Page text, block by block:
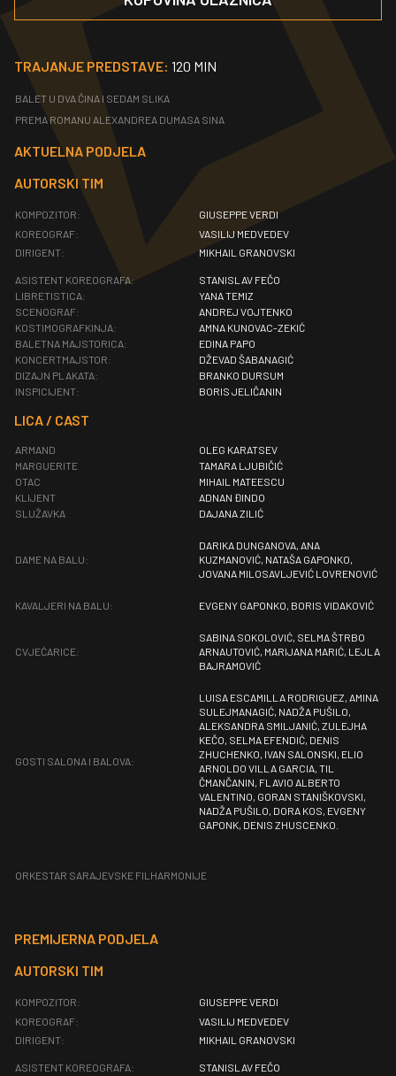
TRAJANJE PREDSTAVE: 120 MIN
BALET U DVA ČINA I SEDAM SLIKA
PREMA ROMANU ALEXANDREA DUMASA SINA
AKTUELNA PODJELA
AUTORSKI TIM
KOMPOZITOR:
GIUSEPPE VERDI
KOREOGRAF:
VASILIJ MEDVEDEV
DIRIGENT:
MIKHAIL GRANOVSKI
ASISTENT KOREOGRAFA:
STANISLAV FEČO
LIBRETISTICA:
YANA TEMIZ
SCENOGRAF:
ANDREJ VOJTENKO
KOSTIMOGRAFKINJA:
AMNA KUNOVAC-ZEKIĆ
BALETNA MAJSTORICA:
EDINA PAPO
KONCERTMAJSTOR:
DŽEVAD ŠABANAGIĆ
DIZAJN PLAKATA:
BRANKO DURSUM
INSPICIJENT:
BORIS JELIČANIN
LICA / CAST
ARMAND
OLEG KARATSEV
MARGUERITE
TAMARA LJUBIČIĆ
OTAC
MIHAIL MATEESCU
KLIJENT
ADNAN ĐINDO
SLUŽAVKA
DAJANA ZILIĆ
DAME NA BALU:
DARIKA DUNGANOVA, ANA
KUZMANOVIĆ, NATAŠA GAPONKO,
JOVANA MILOSAVLJEVIĆ LOVRENOVIĆ
KAVALJERI NA BALU: EVGENY GAPONKO, BORIS VIDAKOVIĆ
CVJEĆARICE:
SABINA SOKOLOVIĆ, SELMA ŠTRBO
ARNAUTOVIĆ, MARIJANA MARIĆ, LEJLA
BAJRAMOVIĆ
GOSTI SALONA I BALOVA:
LUISA ESCAMILLA RODRIGUEZ, AMINA
SULEJMANAGIĆ, NADŽA PUŠILO,
ALEKSANDRA SMILJANIĆ, ZULEJHA
KEČO, SELMA EFENDIĆ, DENIS
ZHUCHENKO, IVAN SALONSKI, ELIO
ARNOLDO VILLA GARCIA, TIL
ČMANČANIN, FLAVIO ALBERTO
VALENTINO, GORAN STANIŠKOVSKI,
NADŽA PUŠILO, DORA KOS, EVGENY
GAPONK, DENIS ZHUSCENKO.
ORKESTAR SARAJEVSKE FILHARMONIJE
PREMIJERNA PODJELA
AUTORSKI TIM
KOMPOZITOR:
GIUSEPPE VERDI
KOREOGRAF:
VASILIJ MEDVEDEV
DIRIGENT:
MIKHAIL GRANOVSKI
ASISTENT KOREOGRAFA:
STANISLAV FEČO